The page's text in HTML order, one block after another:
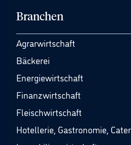
Branchen
Agrarwirtschaft
Bäckerei
Energiewirtschaft
Finanzwirtschaft
Fleischwirtschaft
Hotellerie, Gastronomie,